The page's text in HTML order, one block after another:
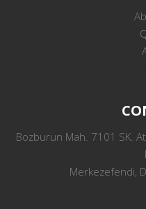
Bozburun Mah. 7101 SK.
Merkezefendi,